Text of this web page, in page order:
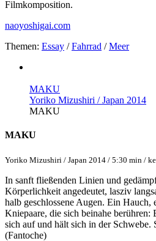
Filmkomposition.
naoyoshigai.com
Themen: Essay /Fahrrad /Meer
MAKU
Yoriko Mizushiri / Japan 2014
MAKU
MAKU
Yoriko Mizushiri / Japan 2014 / 5:30 min /
In sanft fließenden Linien und
Körperlichkeit angedeutet, lasziv
halb geschlossene Augen. Ein Hauch,
Kniepaare, die sich beinahe berühren:
sich auf und hält sich in der Schwebe.
(Fantoche)